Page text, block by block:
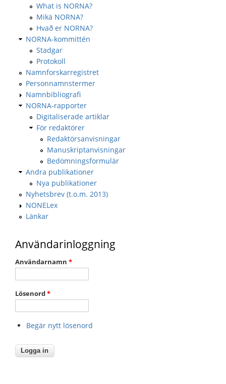
What is NORNA?
Mikä NORNA?
Hvað er NORNA?
NORNA-kommittén
Stadgar
Protokoll
Namnforskarregistret
Personnamnstermer
Namnbibliografi
NORNA-rapporter
Digitaliserade artiklar
För redaktörer
Redaktörsanvisningar
Manuskriptanvisningar
Bedömningsformulär
Andra publikationer
Nya publikationer
Nyhetsbrev (t.o.m. 2013)
NONELex
Länkar
Användarinloggning
Användarnamn *
Lösenord*
Begär nytt lösenord